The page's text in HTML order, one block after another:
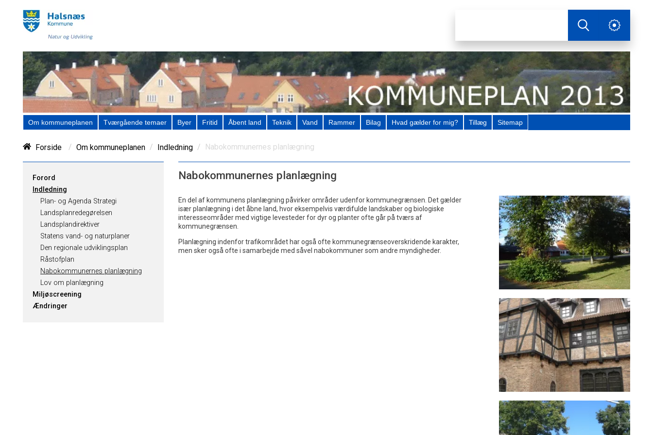
Om kommuneplanen Tværgående temaer Byer Fritid Åbent land Teknik Vand Rammer Bilag Hvad gælder for mig? Tillæg Sitemap
Forside / Om kommuneplanen / Indledning / Nabokommunernes planlægning
Forord
Indledning
Plan- og Agenda Strategi
Landsplanredegørelsen
Landsplandirektiver
Statens vand- og naturplaner
Den regionale udviklingsplan
Råstofplan
Nabokommunernes planlægning
Lov om planlægning
Miljøscreening
Ændringer
Nabokommunernes planlægning
En del af kommunens planlægning påvirker områder udenfor kommunegrænsen. Det gælder
især planlægning i det åbne land, hvor eksempelvis værdifulde landskaber og biologiske
interesseområder med vigtige levesteder for dyr og planter ofte går på tværs af
kommunegrænsen.
Planlægning indenfor trafikområdet har også ofte kommunegrænseoverskridende karakter,
men sker også ofte i samarbejde med såvel nabokommuner som andre myndigheder.